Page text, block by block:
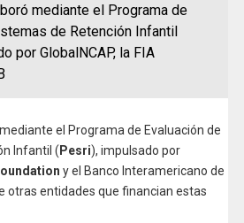
mediante el Programa de
de Retención Infantil
por GlobalNCAP, la FIA
el Programa de Evaluación de
Infantil ( Pesri), impulsado por
y el Banco Interamericano de
otras entidades que financian estas